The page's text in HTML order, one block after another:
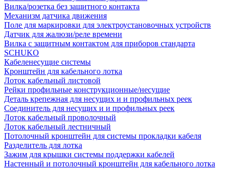
Вилка/розетка без защитного контакта
Механизм датчика движения
Поле для маркировки для электроустановочных устройств
Датчик для жалюзи/реле времени
Вилка с защитным контактом для приборов стандарта
SCHUKO
Кабеленесущие системы
Кронштейн для кабельного лотка
Лоток кабельный листовой
Рейки профильные конструкционные/несущие
Деталь крепежная для несущих и и профильных реек
Соединитель для несущих и и профильных реек
Лоток кабельный проволочный
Лоток кабельный лестничный
Потолочный кронштейн для системы прокладки кабеля
Разделитель для лотка
Зажим для крышки системы поддержки кабелей
Настенный и потолочный кронштейн для кабельного лотка